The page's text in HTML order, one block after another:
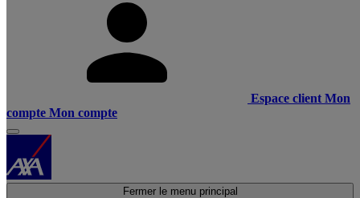
Espace client Mon
compte Mon compte
Fermer le menu principal